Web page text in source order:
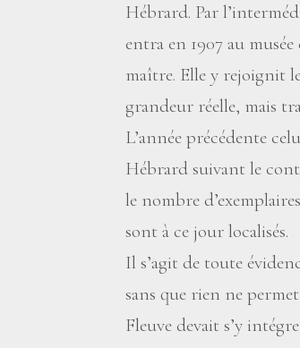
Hébrard. Par
entra en 1907 au
maître. Elle y rejoignit
grandeur réelle, mais
L’année précédente
Hébrard suivant le
le nombre
sont à ce jour localisés.
Il s’agit de toute
sans que rien ne
Fleuve devait s’y